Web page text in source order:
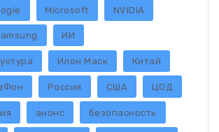
Microsoft NVIDIA
ИИ
Илон Маск Китай
Россия США ЦОД
анонс безопасность